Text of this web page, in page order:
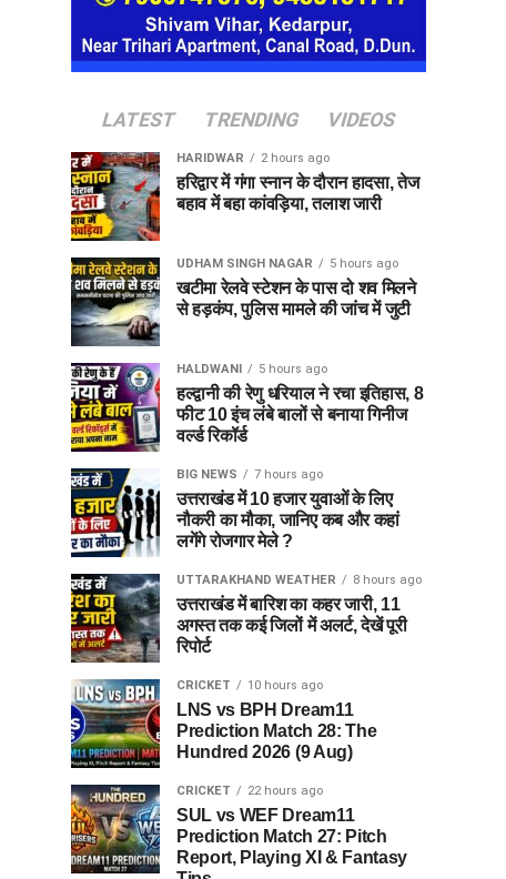
LATEST TRENDING VIDEOS
HARIDWAR 2 hours ago
हरिद्वार में गंगा स्नान के दौरान हादसा, तेज
बहाव में बहा कांवड़िया, तलाश जारी
UDHAM SINGH NAGAR 5 hours ago
खटीमा रेलवे स्टेशन के पास दो शव मिलने
से हड़कंप, पुलिस मामले की जांच में जुटी
HALDWANI 5 hours ago
हल्द्वानी की रेणु धरियाल ने रचा इतिहास, 8
फीट 10 इंच लंबे बालों से बनाया गिनीज
वर्ल्ड रिकॉर्ड
BIG NEWS 7 hours ago
उत्तराखंड में 10 हजार युवाओं के लिए
नौकरी का मौका, जानिए कब और कहां
लगेंगे रोजगार मेले ?
UTTARAKHAND WEATHER 8 hours ago
उत्तराखंड में बारिश का कहर जारी, 11
अगस्त तक कई जिलों में अलर्ट, देखें पूरी
रिपोर्ट
CRICKET 10 hours ago
LNS vs BPH Dream11
Prediction Match 28: The
Hundred 2026 (9 Aug)
CRICKET 22 hours ago
SUL vs WEF Dream11
Prediction Match 27: Pitch
Report, Playing XI & Fantasy